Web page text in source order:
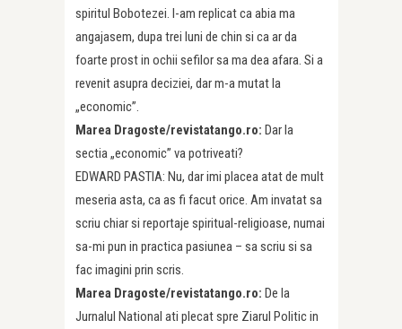
spiritul Bobotezei. I-am replicat ca abia ma
angajasem, dupa trei luni de chin si ca ar da
foarte prost in ochii sefilor sa ma dea afara. Si a
revenit asupra deciziei, dar m-a mutat la
„economic”.
Marea Dragoste/revistatango.ro: Dar la
sectia „economic” va potriveati?
EDWARD PASTIA: Nu, dar imi placea atat de mult
meseria asta, ca as fi facut orice. Am invatat sa
scriu chiar si reportaje spiritual-religioase, numai
sa-mi pun in practica pasiunea – sa scriu si sa
fac imagini prin scris.
Marea Dragoste/revistatango.ro: De la
Jurnalul National ati plecat spre Ziarul Politic in